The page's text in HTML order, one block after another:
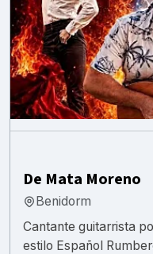
De Mata Moreno
Benidorm
Cantante guitarrista
estilo Español